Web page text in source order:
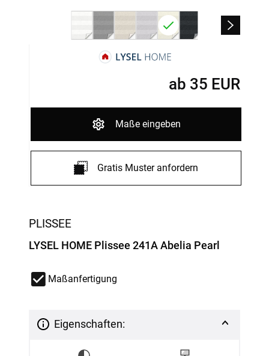
PLISSEE
LYSEL HOME Plissee 241A Abelia Pearl
Maßanfertigung
Eigenschaften:
ab 35 EUR
Maße eingeben
Gratis Muster anfordern